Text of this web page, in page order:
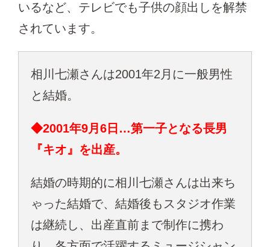
いるなど、テレビでも子供の顔出しを解禁
されています。
相川七瀬さんは2001年2月に一般男性
と結婚。
◆2001年9月6日…第一子となる長男
『キオ』を出産。
結婚の時期的に相川七瀬さんは出来ち
ゃった結婚で、結婚後もスタジオ作業
は継続し、出産直前まで制作に携わ